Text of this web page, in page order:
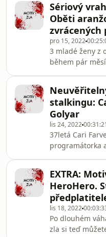
epizodě
Sériový
Oběti
zvrácených
pro 15, 2022
3 mladé ženy z
během pár
posmrtně
přemisťoval a
děsivých výjevů. Tohle konání se stalo
jeho osobitou
později
George Russell
prováděl? A
epizodě Motivu
stalkingu:
Golyar
lis 24, 2022
37letá Cari
programátorka
jiskra a
nezávazného
Jenže 13.
beze stopy
na několik let
obtěžování,
EXTRA:
HeroHero.
lis 18, 2022
Po dlouhém
zla si teď